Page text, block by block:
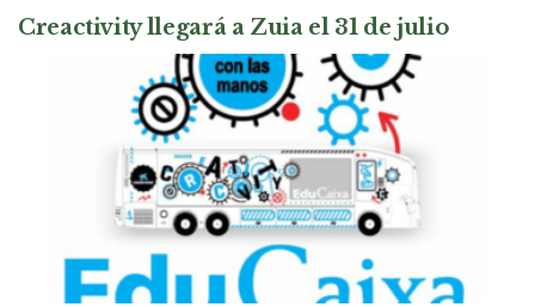
Creactivity llegará a Zuia el 31 de julio